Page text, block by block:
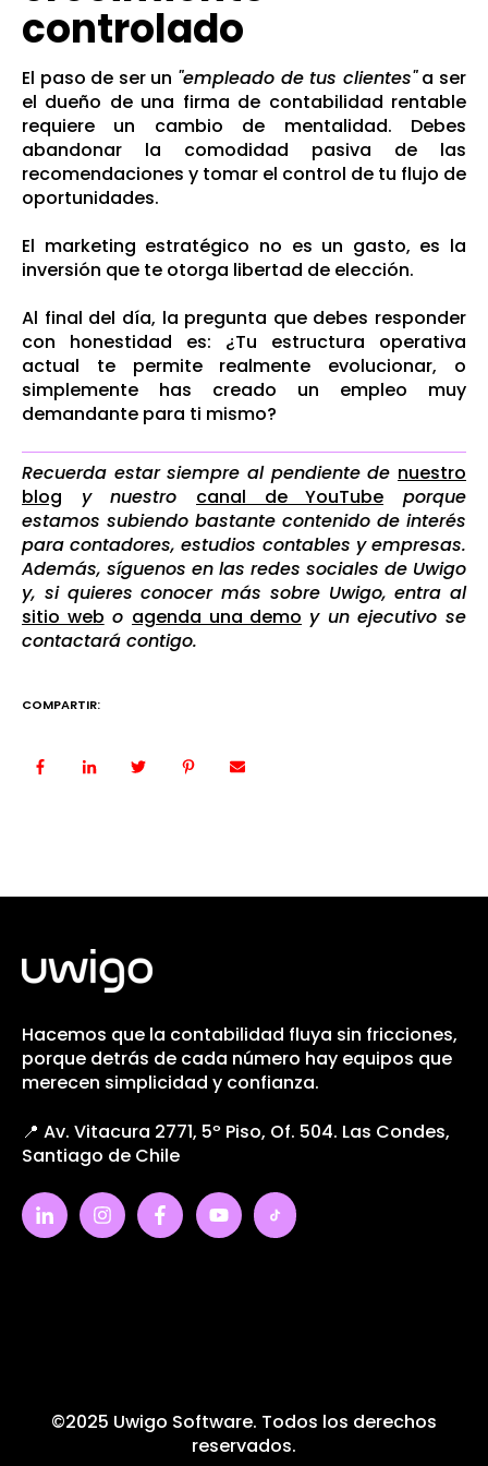
controlado
El paso de ser un "empleado de tus clientes"a ser
el dueño de una firma de contabilidad rentable
requiere un cambio de mentalidad. Debes
abandonar la comodidad pasiva de las
recomendaciones y tomar el control de tu flujo de
oportunidades.
El marketing estratégico no es un gasto, es la
inversión que te otorga libertad de elección.
Al final del día, la pregunta que debes responder
con honestidad es: ¿Tu estructura operativa
actual te permite realmente evolucionar, o
simplemente has creado un empleo muy
demandante para ti mismo?
Recuerda estar siempre al pendiente de nuestro
blog
y nuestro canal de YouTube
porque
estamos subiendo bastante contenido de interés
para contadores, estudios contables y empresas.
Además, síguenos en las redes sociales de Uwigo
y, si quieres conocer más sobre Uwigo, entra al
sitio web o agenda una demo y un ejecutivo se
contactará contigo.
COMPARTIR:
Hacemos que la contabilidad fluya sin fricciones,
porque detrás de cada número hay equipos que
merecen simplicidad y confianza.
📍 Av. Vitacura 2771, 5º Piso, Of. 504. Las Condes,
Santiago de Chile
©2025 Uwigo Software. Todos los derechos
reservados.